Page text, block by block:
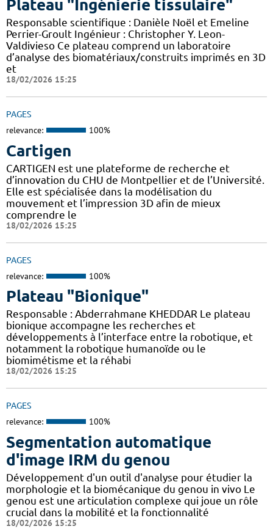
Plateau "Ingénierie tissulaire"
Responsable scientifique : Danièle Noël et Emeline
Perrier-Groult Ingénieur : Christopher Y. Leon-
Valdivieso Ce plateau comprend un laboratoire
d’analyse des biomatériaux/construits imprimés en 3D
et
18/02/2026 15:25
PAGES
relevance: 100%
Cartigen
CARTIGEN est une plateforme de recherche et
d’innovation du CHU de Montpellier et de l’Université.
Elle est spécialisée dans la modélisation du
mouvement et l’impression 3D afin de mieux
comprendre le
18/02/2026 15:25
PAGES
relevance: 100%
Plateau "Bionique"
Responsable : Abderrahmane KHEDDAR Le plateau
bionique accompagne les recherches et
développements à l’interface entre la robotique, et
notamment la robotique humanoïde ou le
biomimétisme et la réhabi
18/02/2026 15:25
PAGES
relevance: 100%
Segmentation automatique
d'image IRM du genou
Développement d'un outil d'analyse pour étudier la
morphologie et la biomécanique du genou in vivo Le
genou est une articulation complexe qui joue un rôle
crucial dans la mobilité et la fonctionnalité
18/02/2026 15:25